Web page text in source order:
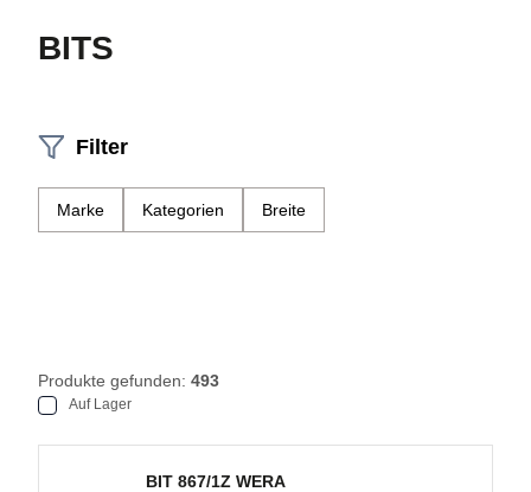
BITS
Filter
Marke Kategorien Breite
Produkte gefunden: 493
Auf Lager
BIT 867/1Z WERA